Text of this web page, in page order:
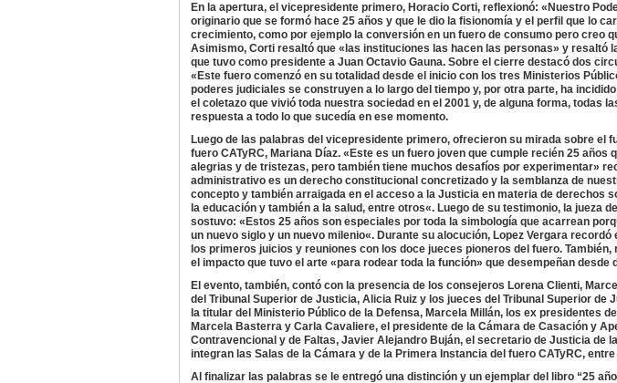
En la apertura, el vicepresidente primero, Horacio Corti, reflexionó: «Nuestro
originario que se formó hace 25 años y que le dio la fisionomía y el perfil que lo
crecimiento, como por ejemplo la conversión en un fuero de consumo pero creo
Asimismo, Corti resaltó que «las instituciones las hacen las personas» y resaltó
que tuvo como presidente a Juan Octavio Gauna. Sobre el cierre destacó dos
«Este fuero comenzó en su totalidad desde el inicio con los tres Ministerios
poderes judiciales se construyen a lo largo del tiempo y, por otra parte, ha
el coletazo que vivió toda nuestra sociedad en el 2001 y, de alguna forma, todas
respuesta a todo lo que sucedía en ese momento.
Luego de las palabras del vicepresidente primero, ofrecieron su mirada sobre el
fuero CATyRC, Mariana Díaz. «Este es un fuero joven que cumple recién 25
alegrias y de tristezas, pero también tiene muchos desafíos por experimentar»
administrativo es un derecho constitucional concretizado y la semblanza de
concepto y también arraigada en el acceso a la Justicia en materia de derechos
la educación y también a la salud, entre otros«. Luego de su testimonio, la jueza
sostuvo: «Estos 25 años son especiales por toda la simbología que acarrean
un nuevo siglo y un nuevo milenio«. Durante su alocución, Lopez Vergara
los primeros juicios y reuniones con los doce jueces pioneros del fuero.
el impacto que tuvo el arte «para rodear toda la función» que desempeñan desde
El evento, también, contó con la presencia de los consejeros Lorena Clienti,
del Tribunal Superior de Justicia, Alicia Ruiz y los jueces del Tribunal Superior de
la titular del Ministerio Público de la Defensa, Marcela Millán, los ex presidentes
Marcela Basterra y Carla Cavaliere, el presidente de la Cámara de Casación y
Contravencional y de Faltas, Javier Alejandro Buján, el secretario de Justicia de
integran las Salas de la Cámara y de la Primera Instancia del fuero CATyRC,
Al finalizar las palabras se le entregó una distinción y un ejemplar del libro “25